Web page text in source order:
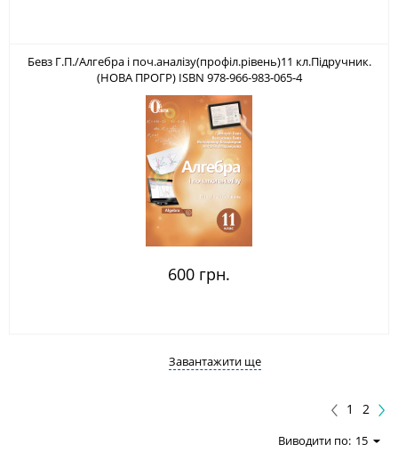
Бевз Г.П./Алгебра і поч.аналізу(профіл.рівень)11 кл.Підручник.
(НОВА ПРОГР) ISBN 978-966-983-065-4
600 грн.
Завантажити ще
1 2
Виводити по: 15